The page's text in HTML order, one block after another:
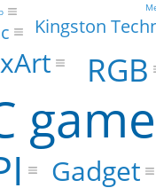
game
RGB
Gadget
Kingston